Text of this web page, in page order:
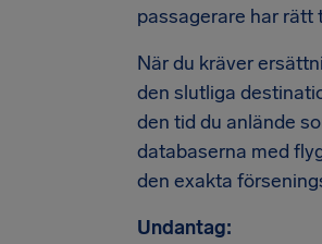
passagerare har rätt
När du kräver
den slutliga
den tid du anlände
databaserna med
den exakta
Undantag: